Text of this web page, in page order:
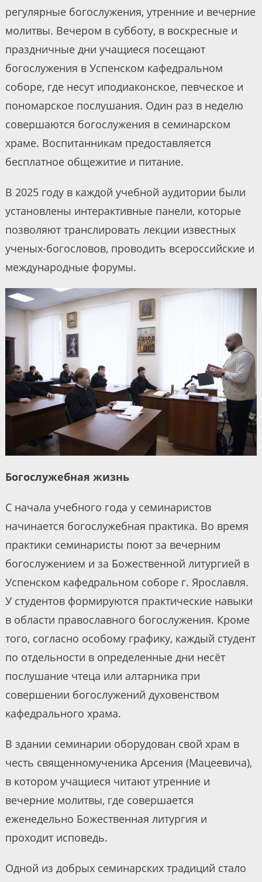
регулярные богослужения, утренние и вечерние
молитвы. Вечером в субботу, в воскресные и
праздничные дни учащиеся посещают
богослужения в Успенском кафедральном
соборе, где несут иподиаконское, певческое и
пономарское послушания. Один раз в неделю
совершаются богослужения в семинарском
храме. Воспитанникам предоставляется
бесплатное общежитие и питание.
В 2025 году в каждой учебной аудитории были
установлены интерактивные панели, которые
позволяют транслировать лекции известных
ученых-богословов, проводить всероссийские и
международные форумы.
Богослужебная жизнь
С начала учебного года у семинаристов
начинается богослужебная практика. Во время
практики семинаристы поют за вечерним
богослужением и за Божественной литургией в
Успенском кафедральном соборе г. Ярославля.
У студентов формируются практические навыки
в области православного богослужения. Кроме
того, согласно особому графику, каждый студент
по отдельности в определенные дни несёт
послушание чтеца или алтарника при
совершении богослужений духовенством
кафедрального храма.
В здании семинарии оборудован свой храм в
честь священномученика Арсения (Мацеевича),
в котором учащиеся читают утренние и
вечерние молитвы, где совершается
еженедельно Божественная литургия и
проходит исповедь.
Одной из добрых семинарских традиций стало